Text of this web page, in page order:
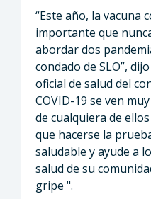
“Este año, la vacuna
importante que
abordar dos
condado de SLO”,
oficial de salud del
COVID-19 se ven
de cualquiera de
que hacerse la
saludable y ayude a
salud de su
gripe ".